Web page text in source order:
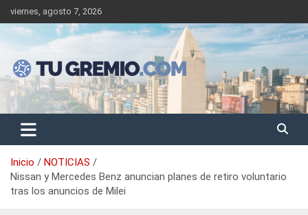
Saltar
al
contenido
viernes, agosto 7, 2026
Tu Gremio
Sitio de noticias gremiales – laborales
Inicio
NOTICIAS
Nissan y Mercedes Benz anuncian planes de retiro voluntario
tras los anuncios de Milei